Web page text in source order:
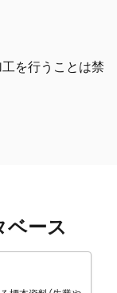
工を行うことは禁
ベース